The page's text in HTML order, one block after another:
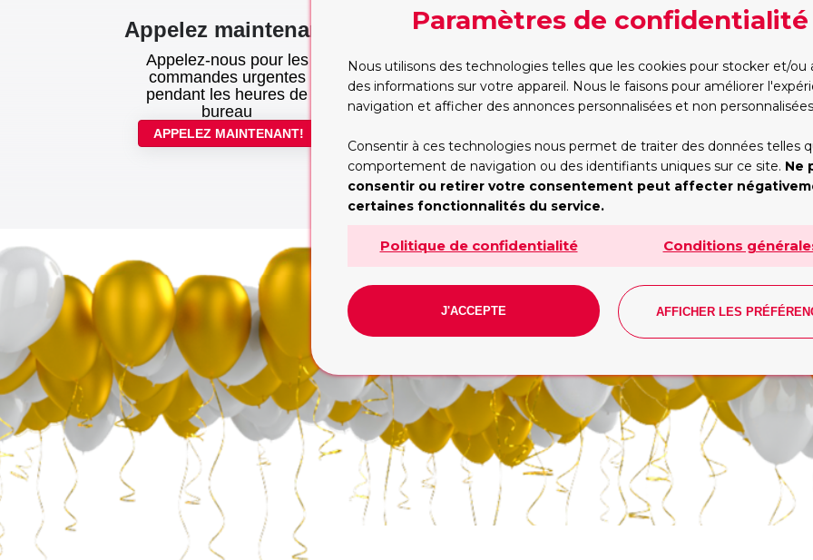
*Les heures d'ouverture(GMT+1):
Lundi - Vendredi: 10h - 19h. Samedi: 10h - 17h.
fermé
Etre rappelé
Trop occupé pour
appeler? Partagez vos
contacts, nous vous
rappellerons
Appelez maintenant
Appelez-nous pour les
commandes urgentes
pendant les heures de
bureau
APPELEZ MAINTENANT!
CONTACT
WhatsApp
Vous préférez taper?
Commencez la
dès maintenant, on
du reste!
Paramètres de confidentialité
Nous utilisons des technologies telles que les cookies pour stocker et/ou
des informations sur votre appareil. Nous le faisons pour améliorer
navigation et afficher des annonces personnalisées et non
Consentir à ces technologies nous permet de traiter des données telles
comportement de navigation ou des identifiants uniques sur ce site. Ne
consentir ou retirer votre consentement peut affecter
certaines fonctionnalités du service.
Politique de confidentialité Conditions
J'ACCEPTE AFFICHER LES